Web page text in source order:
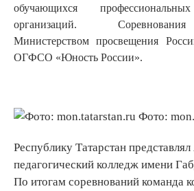
обучающихся
организаций.
Министерством просвещения
ОГФСО «Юность России».
Фото:
Республику Татарстан
педагогический колледж имени
По итогам соревнований команда